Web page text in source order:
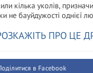
кілька уколів,
не бауйдужості однієї
ПРО ЦЕ
в Facebook